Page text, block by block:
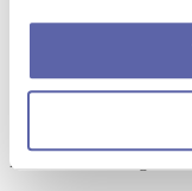
Sprog
Først-til-mølle dog